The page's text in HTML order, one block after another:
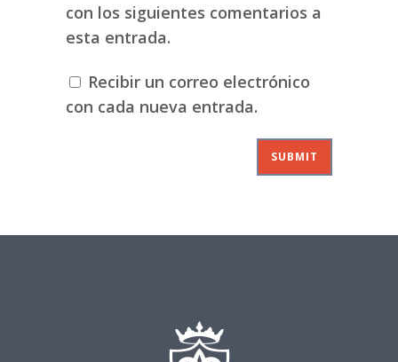
con los siguientes comentarios a
esta entrada.
Recibir un correo electrónico
con cada nueva entrada.